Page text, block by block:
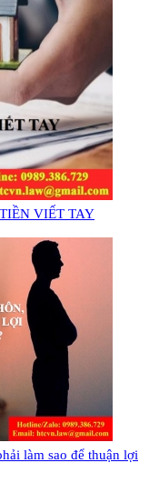
VIẾT TAY
làm sao để thuận lợi